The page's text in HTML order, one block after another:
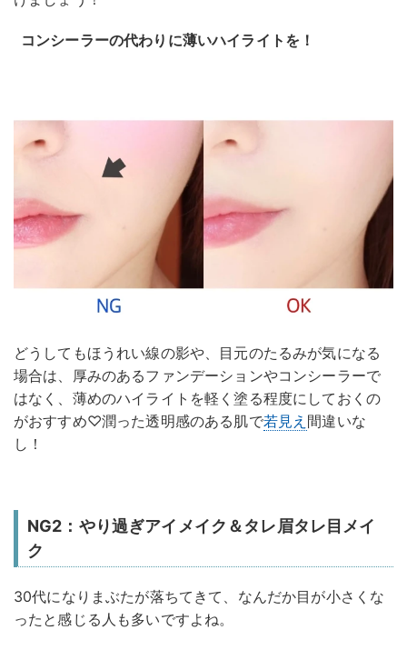
コンシーラーの代わりに薄いハイライトを！
どうしてもほうれい線の影や、目元のたるみが気になる
場合は、厚みのあるファンデーションやコンシーラーで
はなく、薄めのハイライトを軽く塗る程度にしておくの
がおすすめ♡潤った透明感のある肌で若見え 間違いな
し！
NG2：やり過ぎアイメイク＆タレ眉タレ目メイ
ク
30代になりまぶたが落ちてきて、なんだか目が小さくな
ったと感じる人も多いですよね。